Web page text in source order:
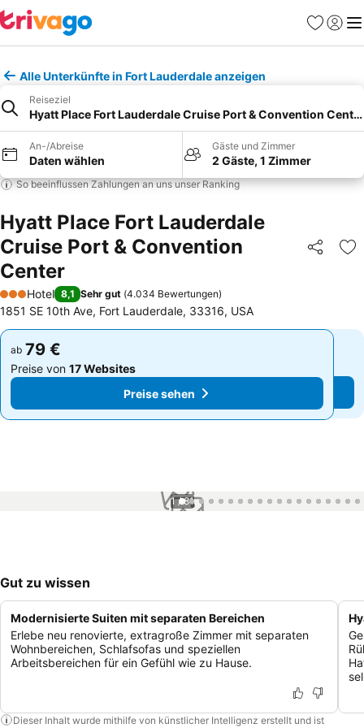
Favoriten
Alle Unterkünfte in Fort Lauderdale anzeigen
Reiseziel
Hyatt Place Fort Lauderdale Cruise Port & Convention Center
An-/Abreise
Daten wählen
Gäste und Zimmer
2 Gäste, 1 Zimmer
So beeinflussen Zahlungen an uns unser Ranking
Hyatt Place Fort Lauderdale
Cruise Port & Convention
Center
Teilen
3 Sterne
Hotel 8,1 Sehr gut (4.034 Bewertungen)
1851 SE 10th Ave, Fort Lauderdale, 33316, USA
ab 79 €
Preise von 17 Websites
Preise sehen
ab 79 €
Preise von 17 Websites
Preise sehen
1 / 81
Gut zu wissen
Modernisierte Suiten mit separaten Bereichen
Erlebe neu renovierte, extragroße Zimmer mit separaten
Wohnbereichen, Schlafsofas und speziellen
Arbeitsbereichen für ein Gefühl wie zu Hause.
Dieser Inhalt wurde mithilfe von künstlicher Intelligenz erstellt und ist